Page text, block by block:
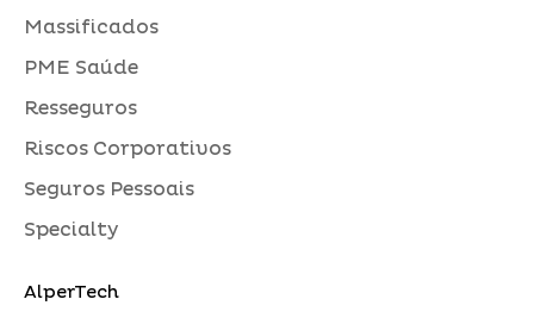
Massificados
PME Saúde
Resseguros
Riscos Corporativos
Seguros Pessoais
Specialty
AlperTech